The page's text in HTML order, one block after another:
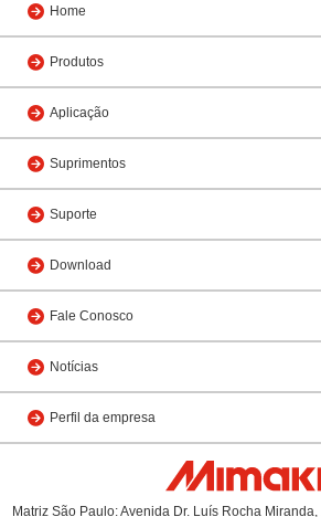
Home
Produtos
Aplicação
Suprimentos
Suporte
Download
Fale Conosco
Notícias
Perfil da empresa
Matriz São Paulo: Avenida Dr. Luís Rocha